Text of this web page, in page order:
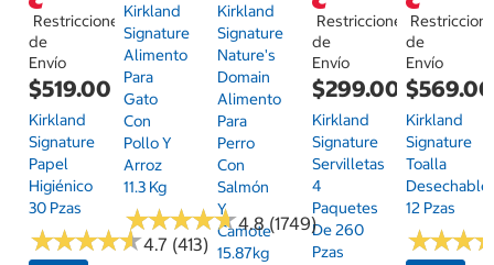
Restricciones
de
Envío
$519.00
Kirkland
Signature
Papel
Higiénico
30 Pzas
★★★★★
★★★★★4.7 (413)
Kirkland
Signature
Alimento
Para
Gato
Con
Pollo Y
Arroz
11.3 Kg
★★★★★
★★★★★4.8 (1749)
Kirkland
Signature
Nature's
Domain
Alimento
Para
Perro
Con
Salmón
Y
Camote
15.87kg
Restricciones
de
Envío
$299.00
Kirkland
Signature
Servilletas
4
Paquetes
De 260
Pzas
de
Envío
$569.00
Kirkland
Signature
Toalla
Desechable
12 Pzas
★★★
★★★